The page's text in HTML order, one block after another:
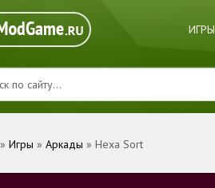
ИГРЫ
» Игры » Аркады » Hexa Sort